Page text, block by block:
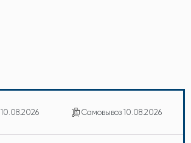
10.08.2026 Самовывоз 10.08.2026